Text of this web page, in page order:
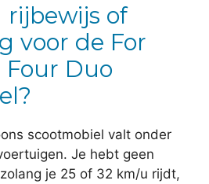
rijbewijs of
voor de For
Duo
scootmobiel valt onder
Je hebt geen
je 25 of 32 km/u rijdt,